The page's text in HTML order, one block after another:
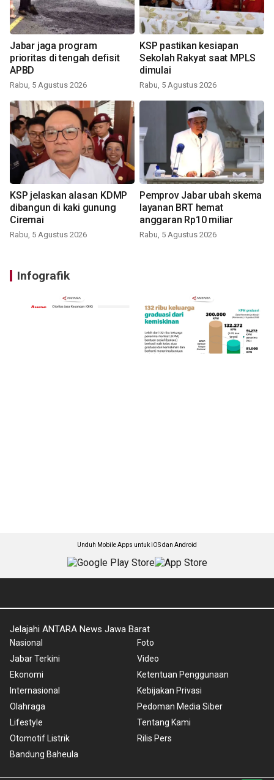
Jabar jaga program
prioritas di tengah defisit
APBD
Rabu, 5 Agustus 2026
KSP pastikan kesiapan
Sekolah Rakyat saat MPLS
dimulai
Rabu, 5 Agustus 2026
KSP jelaskan alasan KDMP
dibangun di kaki gunung
Ciremai
Rabu, 5 Agustus 2026
Pemprov Jabar ubah skema
layanan BRT hemat
anggaran Rp10 miliar
Rabu, 5 Agustus 2026
Infografik
Unduh Mobile Apps untuk iOS dan Android
Jelajahi ANTARA News Jawa Barat
Nasional
Jabar Terkini
Ekonomi
Internasional
Olahraga
Lifestyle
Otomotif Listrik
Bandung Baheula
Foto
Video
Ketentuan Penggunaan
Kebijakan Privasi
Pedoman Media Siber
Tentang Kami
Rilis Pers